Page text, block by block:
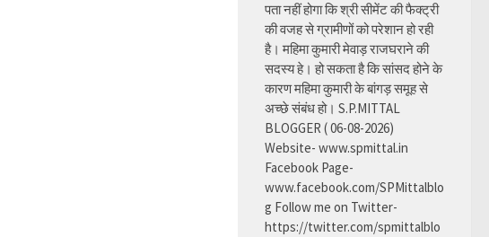
पता नहीं होगा कि श्री सीमेंट की फैक्ट्री
की वजह से ग्रामीणों को परेशान हो रही
है। महिमा कुमारी मेवाड़ राजघराने की
सदस्य हे। हो सकता है कि सांसद होने के
कारण महिमा कुमारी के बांगड़ समूह से
अच्छे संबंध हो। S.P.MITTAL
BLOGGER ( 06-08-2026)
Website- www.spmittal.in
Facebook Page-
www.facebook.com/SPMittalblo
g Follow me on Twitter-
https://twitter.com/spmittalblo